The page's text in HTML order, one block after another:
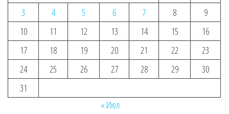
3
4 5 6 7 8
9
10
11 12 13 14 15
16
17
18 19 20 21 22
23
24
25 26 27 28 29
30
31
« Июл